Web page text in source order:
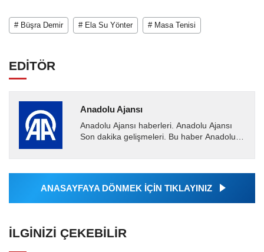
# Büşra Demir # Ela Su Yönter # Masa Tenisi
EDİTÖR
Anadolu Ajansı
Anadolu Ajansı haberleri. Anadolu Ajansı
Son dakika gelişmeleri. Bu haber Anadolu
Ajansı tarafından...
ANASAYFAYA DÖNMEK İÇİN TIKLAYINIZ
İLGINIZI ÇEKEBILIR